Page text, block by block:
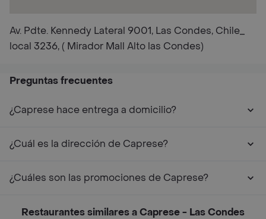
Av. Pdte. Kennedy Lateral 9001, Las Condes, Chile_
local 3236, ( Mirador Mall Alto las Condes)
Preguntas frecuentes
¿Caprese hace entrega a domicilio?
¿Cuál es la dirección de Caprese?
¿Cuáles son las promociones de Caprese?
Restaurantes similares a Caprese - Las Condes